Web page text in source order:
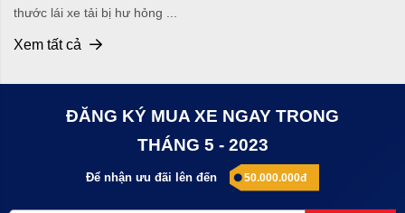
thước lái xe tải bị hư hỏng ...
Xem tất cả
ĐĂNG KÝ MUA XE NGAY TRONG
THÁNG 5 - 2023
Để nhận ưu đãi lên đến 50.000.000đ